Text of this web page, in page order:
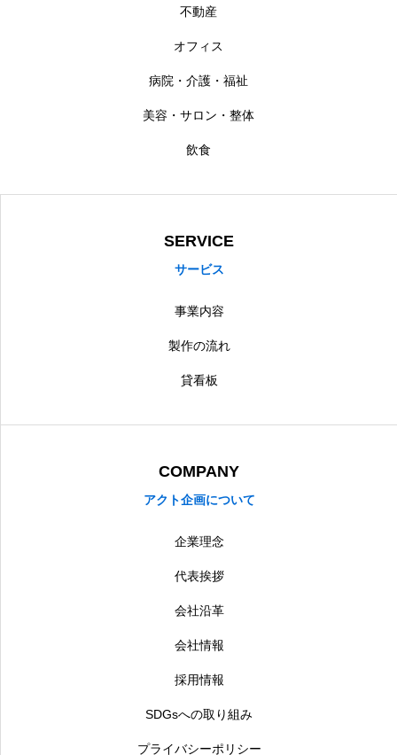
不動産
オフィス
病院・介護・福祉
美容・サロン・整体
飲食
SERVICE
サービス
事業内容
製作の流れ
貸看板
COMPANY
アクト企画について
企業理念
代表挨拶
会社沿革
会社情報
採用情報
SDGsへの取り組み
プライバシーポリシー